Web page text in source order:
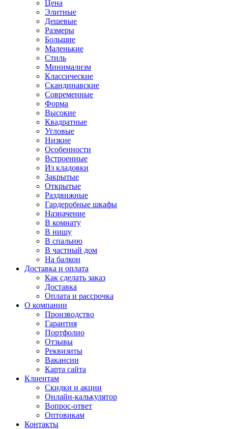
Цена
Элитные
Дешевые
Размеры
Большие
Маленькие
Стиль
Минимализм
Классические
Скандинавские
Современные
Форма
Высокие
Квадратные
Угловые
Низкие
Особенности
Встроенные
Из кладовки
Закрытые
Открытые
Раздвижные
Гардеробные шкафы
Назначение
В комнату
В нишу
В спальню
В частный дом
На балкон
Доставка и оплата
Как сделать заказ
Доставка
Оплата и рассрочка
О компании
Производство
Гарантия
Портфолио
Отзывы
Реквизиты
Вакансии
Карта сайта
Клиентам
Скидки и акции
Онлайн-калькулятор
Вопрос-ответ
Оптовикам
Контакты